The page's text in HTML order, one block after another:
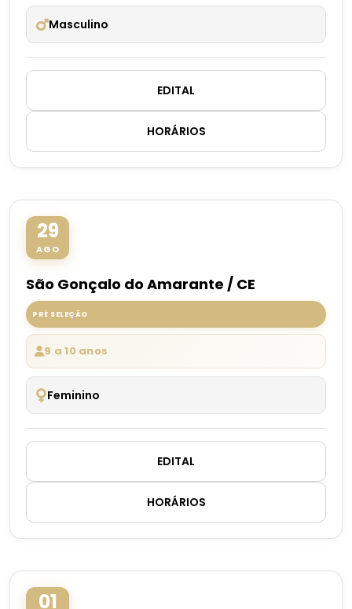
Masculino
EDITAL
HORÁRIOS
29
AGO
São Gonçalo do Amarante / CE
PRÉ SELEÇÃO
9 a 10 anos
Feminino
EDITAL
HORÁRIOS
01